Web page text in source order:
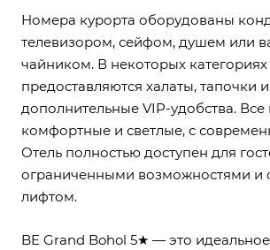
Номера курорта оборудованы
телевизором, сейфом, душем или
чайником. В некоторых категориях
предоставляются халаты, тапочки и
дополнительные VIP-удобства.
комфортные и светлые, с
Отель полностью доступен для
ограниченными возможностями и
лифтом.
BE Grand Bohol 5★ — это идеальное